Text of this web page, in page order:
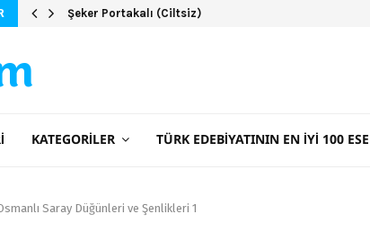
Şeker Portakalı (Ciltsiz)
KATEGORILER TÜRK EDEBIYATININ EN İYI 100
Saray Düğünleri ve Şenlikleri 1